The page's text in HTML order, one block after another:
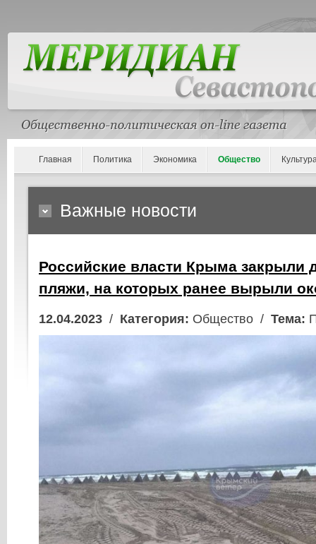
Главная Политика Экономика Общество
Важные новости
Российские власти Крыма закрыли
пляжи, на которых ранее вырыли
12.04.2023 / Категория: Общество / Тема: